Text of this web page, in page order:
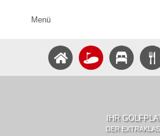
Menü
IHR
DER